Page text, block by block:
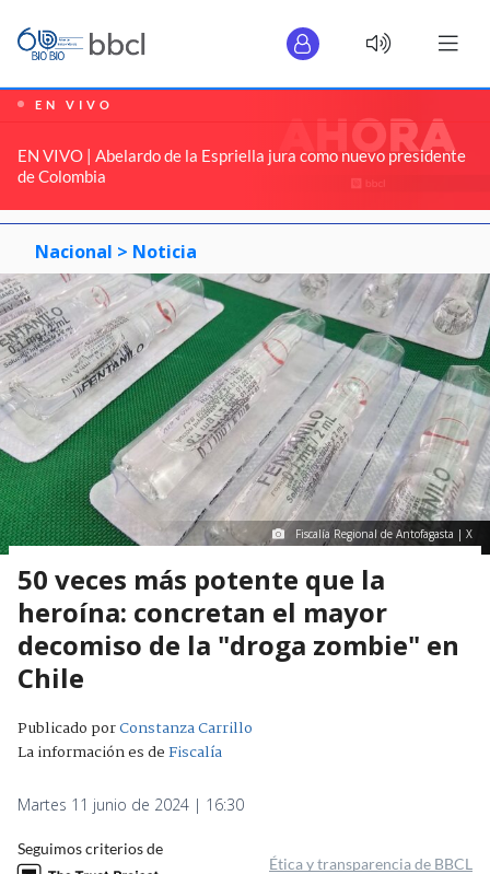
EN VIVO
EN VIVO | Abelardo de la Espriella jura como nuevo presidente
de Colombia
Nacional > Noticia
Fiscalía Regional de Antofagasta | X
50 veces más potente que la
heroína: concretan el mayor
decomiso de la "droga zombie" en
Chile
Publicado porConstanza Carrillo
La información es deFiscalía
Martes 11 junio de 2024 | 16:30
Seguimos criterios de
Ética y transparencia de BBCL